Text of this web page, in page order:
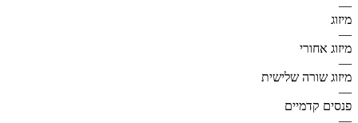
—
מיזוג
—
מיזוג אחורי
—
מיזוג שורה שלישית
—
פנסים קדמיים
—